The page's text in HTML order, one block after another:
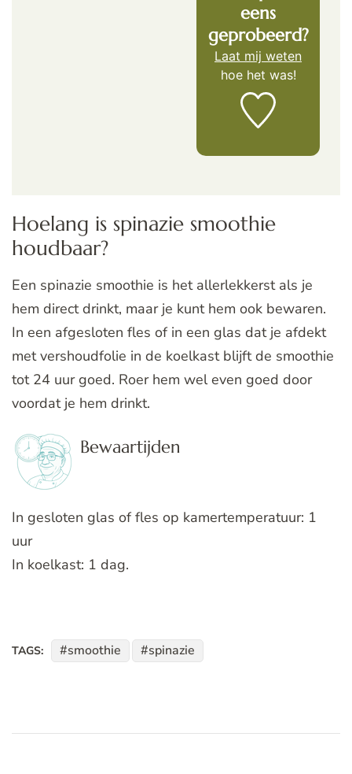
eens
geprobeerd?
Laat mij weten
hoe het was!
Hoelang is spinazie smoothie
houdbaar?
Een spinazie smoothie is het allerlekkerst als je
hem direct drinkt, maar je kunt hem ook bewaren.
In een afgesloten fles of in een glas dat je afdekt
met vershoudfolie in de koelkast blijft de smoothie
tot 24 uur goed. Roer hem wel even goed door
voordat je hem drinkt.
Bewaartijden
In gesloten glas of fles op kamertemperatuur: 1
uur
In koelkast: 1 dag.
TAGS: smoothie spinazie